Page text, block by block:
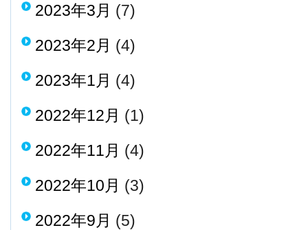
2023年3月 (7)
2023年2月 (4)
2023年1月 (4)
2022年12月 (1)
2022年11月 (4)
2022年10月 (3)
2022年9月 (5)